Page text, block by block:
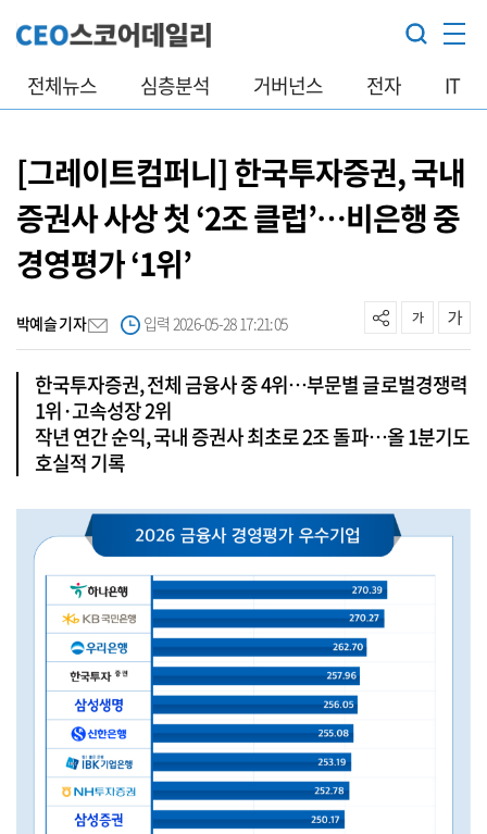
전체뉴스 심층분석 거버넌스 전자 IT
[그레이트컴퍼니] 한국투자증권, 국내
증권사 사상 첫 ‘2조 클럽’…비은행 중
경영평가 ‘1위’
박예슬 기자 입력 2026-05-28 17:21:05
한국투자증권, 전체 금융사 중 4위…부문별 글로벌경쟁력
1위·고속성장 2위
작년 연간 순익, 국내 증권사 최초로 2조 돌파…올 1분기도
호실적 기록